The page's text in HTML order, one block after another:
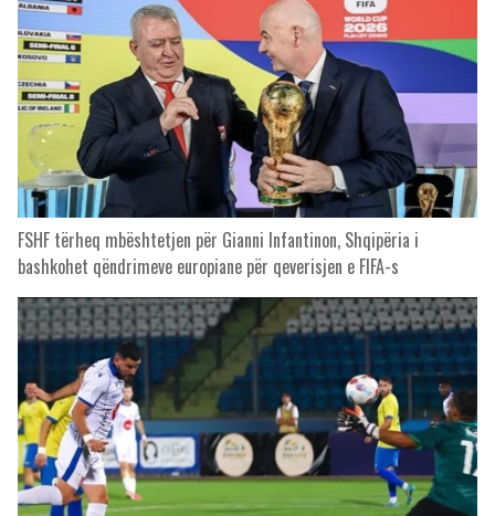
FSHF tërheq mbështetjen për Gianni Infantinon, Shqipëria i
bashkohet qëndrimeve europiane për qeverisjen e FIFA-s